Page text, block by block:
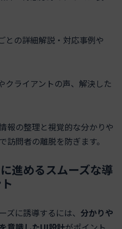
との詳細解説・対応事例や
クライアントの声、解決した
報の整理と視覚的な分かりや
訪問者の離脱を防ぎます。
進めるスムーズな導
ズに誘導するには、 分かりや